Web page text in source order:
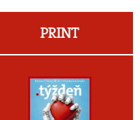
PRINT